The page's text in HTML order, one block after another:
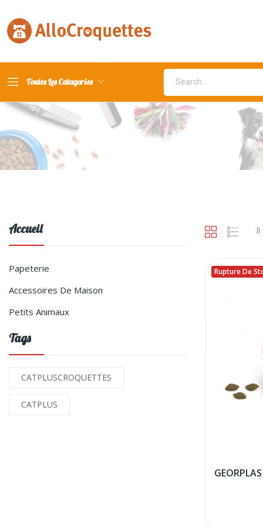
Toutes Les Catagories
Accueil
Papeterie
Accessoires De Maison
Petits Animaux
Tags
CATPLUSCROQUETTES
CATPLUS
Rupture De